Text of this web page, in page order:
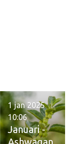
Januari -
1 jan 2025
10:06